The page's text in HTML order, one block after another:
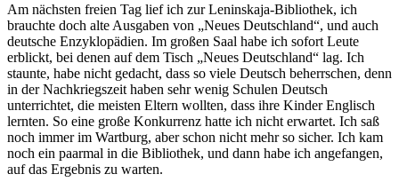
Am nächsten freien Tag lief ich zur Leninskaja-Bibliothek, ich
brauchte doch alte Ausgaben von
Neues Deutschland , und auch
deutsche Enzyklopädien. Im großen Saal habe ich sofort Leute
erblickt, bei denen auf dem Tisch
Neues Deutschland
lag. Ich
staunte, habe nicht gedacht, dass so viele Deutsch beherrschen, denn
in der Nachkriegszeit haben sehr wenig Schulen Deutsch
unterrichtet, die meisten Eltern wollten, dass ihre Kinder Englisch
lernten. So eine große Konkurrenz hatte ich nicht erwartet. Ich saß
noch immer im Wartburg, aber schon nicht mehr so sicher. Ich kam
noch ein paarmal in die Bibliothek, und dann habe ich angefangen,
auf das Ergebnis zu warten.